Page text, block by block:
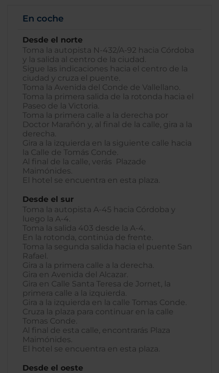
En coche
Desde el norte
Toma la autopista N-432/A-92 hacia Córdoba
y la salida al centro de la ciudad.
Sigue las indicaciones hacia el centro de la
ciudad y cruza el puente.
Toma la Avenida del Conde de Vallellano.
Toma la primera salida de la rotonda hacia el
Paseo de la Victoria.
Toma la primera calle a la derecha por
Doctor Marañón y, al final de la calle, gira a la
derecha.
Gira a la izquierda en la siguiente calle hacia
la Calle de Tomás Conde.
Al final de la calle, verás Plazade
Maimónides.
El hotel se encuentra en esta plaza.
Desde el sur
Toma la autopista A-45 hacia Córdoba y
luego la A-4.
Toma la salida 403 desde la A-4.
En la rotonda, continúa de frente.
Toma la segunda salida hacia el puente San
Rafael.
Gira a la primera calle a la derecha.
Gira en Avenida del Alcazar.
Gira en Calle Santa Teresa de Jornet, la
primera calle a la izquierda.
Gira a la izquierda en la calle Tomas Conde.
Cruza la plaza para continuar en la calle
Tomas Conde.
Al final de esta calle, encontrarás Plaza
Maimónides.
El hotel se encuentra en esta plaza.
Desde el oeste